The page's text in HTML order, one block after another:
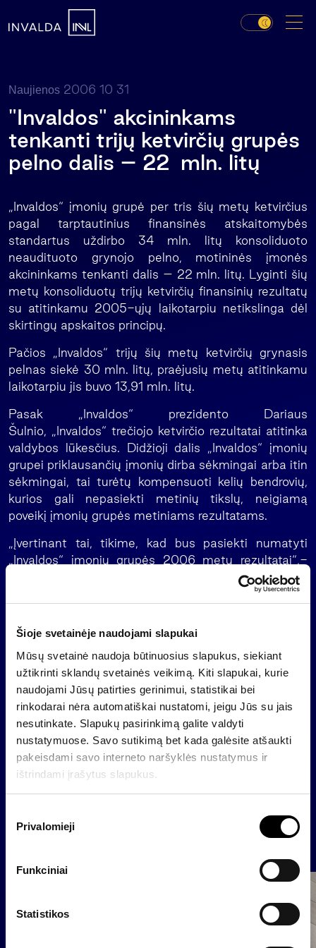
Šioje svetainėje naudojami slapukai
Mūsų svetainė naudoja būtinuosius slapukus, siekiant
užtikrinti sklandų svetainės veikimą. Kiti slapukai, kurie
naudojami Jūsų patirties gerinimui, statistikai bei
rinkodarai nėra automatiškai nustatomi, jeigu Jūs su jais
nesutinkate. Slapukų pasirinkimą galite valdyti
nustatymuose. Savo sutikimą bet kada galėsite atšaukti
pakeisdami savo interneto naršyklės nustatymus ir
ištrindami įrašytus slapukus.
Privalomieji
Funkciniai
Statistikos
Naujienos 2006 10 31
"Invaldos" akcininkams
tenkanti trijų ketvirčių grupės
pelno dalis – 22 mln. litų
„Invaldos“ įmonių grupė per tris šių metų ketvirčius
pagal tarptautinius finansinės atskaitomybės
standartus uždirbo 34 mln. litų konsoliduoto
neaudituoto grynojo pelno, motininės įmonės
akcininkams tenkanti dalis – 22 mln. litų. Lyginti šių
metų konsoliduotų trijų ketvirčių finansinių rezultatų
su atitinkamu 2005-ųjų laikotarpiu netikslinga dėl
skirtingų apskaitos principų.
Pačios „Invaldos“ trijų šių metų ketvirčių grynasis
pelnas siekė 30 mln. litų, praėjusių metų atitinkamu
laikotarpiu jis buvo 13,91 mln. litų.
Pasak „Invaldos“ prezidento Dariaus
Šulnio, „Invaldos“ trečiojo ketvirčio rezultatai atitinka
valdybos lūkesčius. Didžioji dalis „Invaldos“ įmonių
grupei priklausančių įmonių dirba sėkmingai arba itin
sėkmingai, tai turėtų kompensuoti kelių bendrovių,
kurios gali nepasiekti metinių tikslų, neigiamą
poveikį įmonių grupės metiniams rezultatams.
„Įvertinant tai, tikime, kad bus pasiekti numatyti
„Invaldos“ įmonių grupės 2006 metų rezultatai“,-
„Invaldos” įmonių grupei priklauso didžiausia
maklerio įmonė „Finasta”, baldų gamybos įmonė
„Vilniaus baldai”, viešbučiai „Holiday Inn” ir „Ecotel“,
nekilnojamojo turto bendrovės „InReal“, „inRED“,
„Invaldos nekilnojamojo turto fondas” ir kitos
sėkmingai įvairiuose sektoriuose dirbančios įmonės.
„Invalda“ taip pat vysto veiklą Latvijoje bei Ukrainoje.